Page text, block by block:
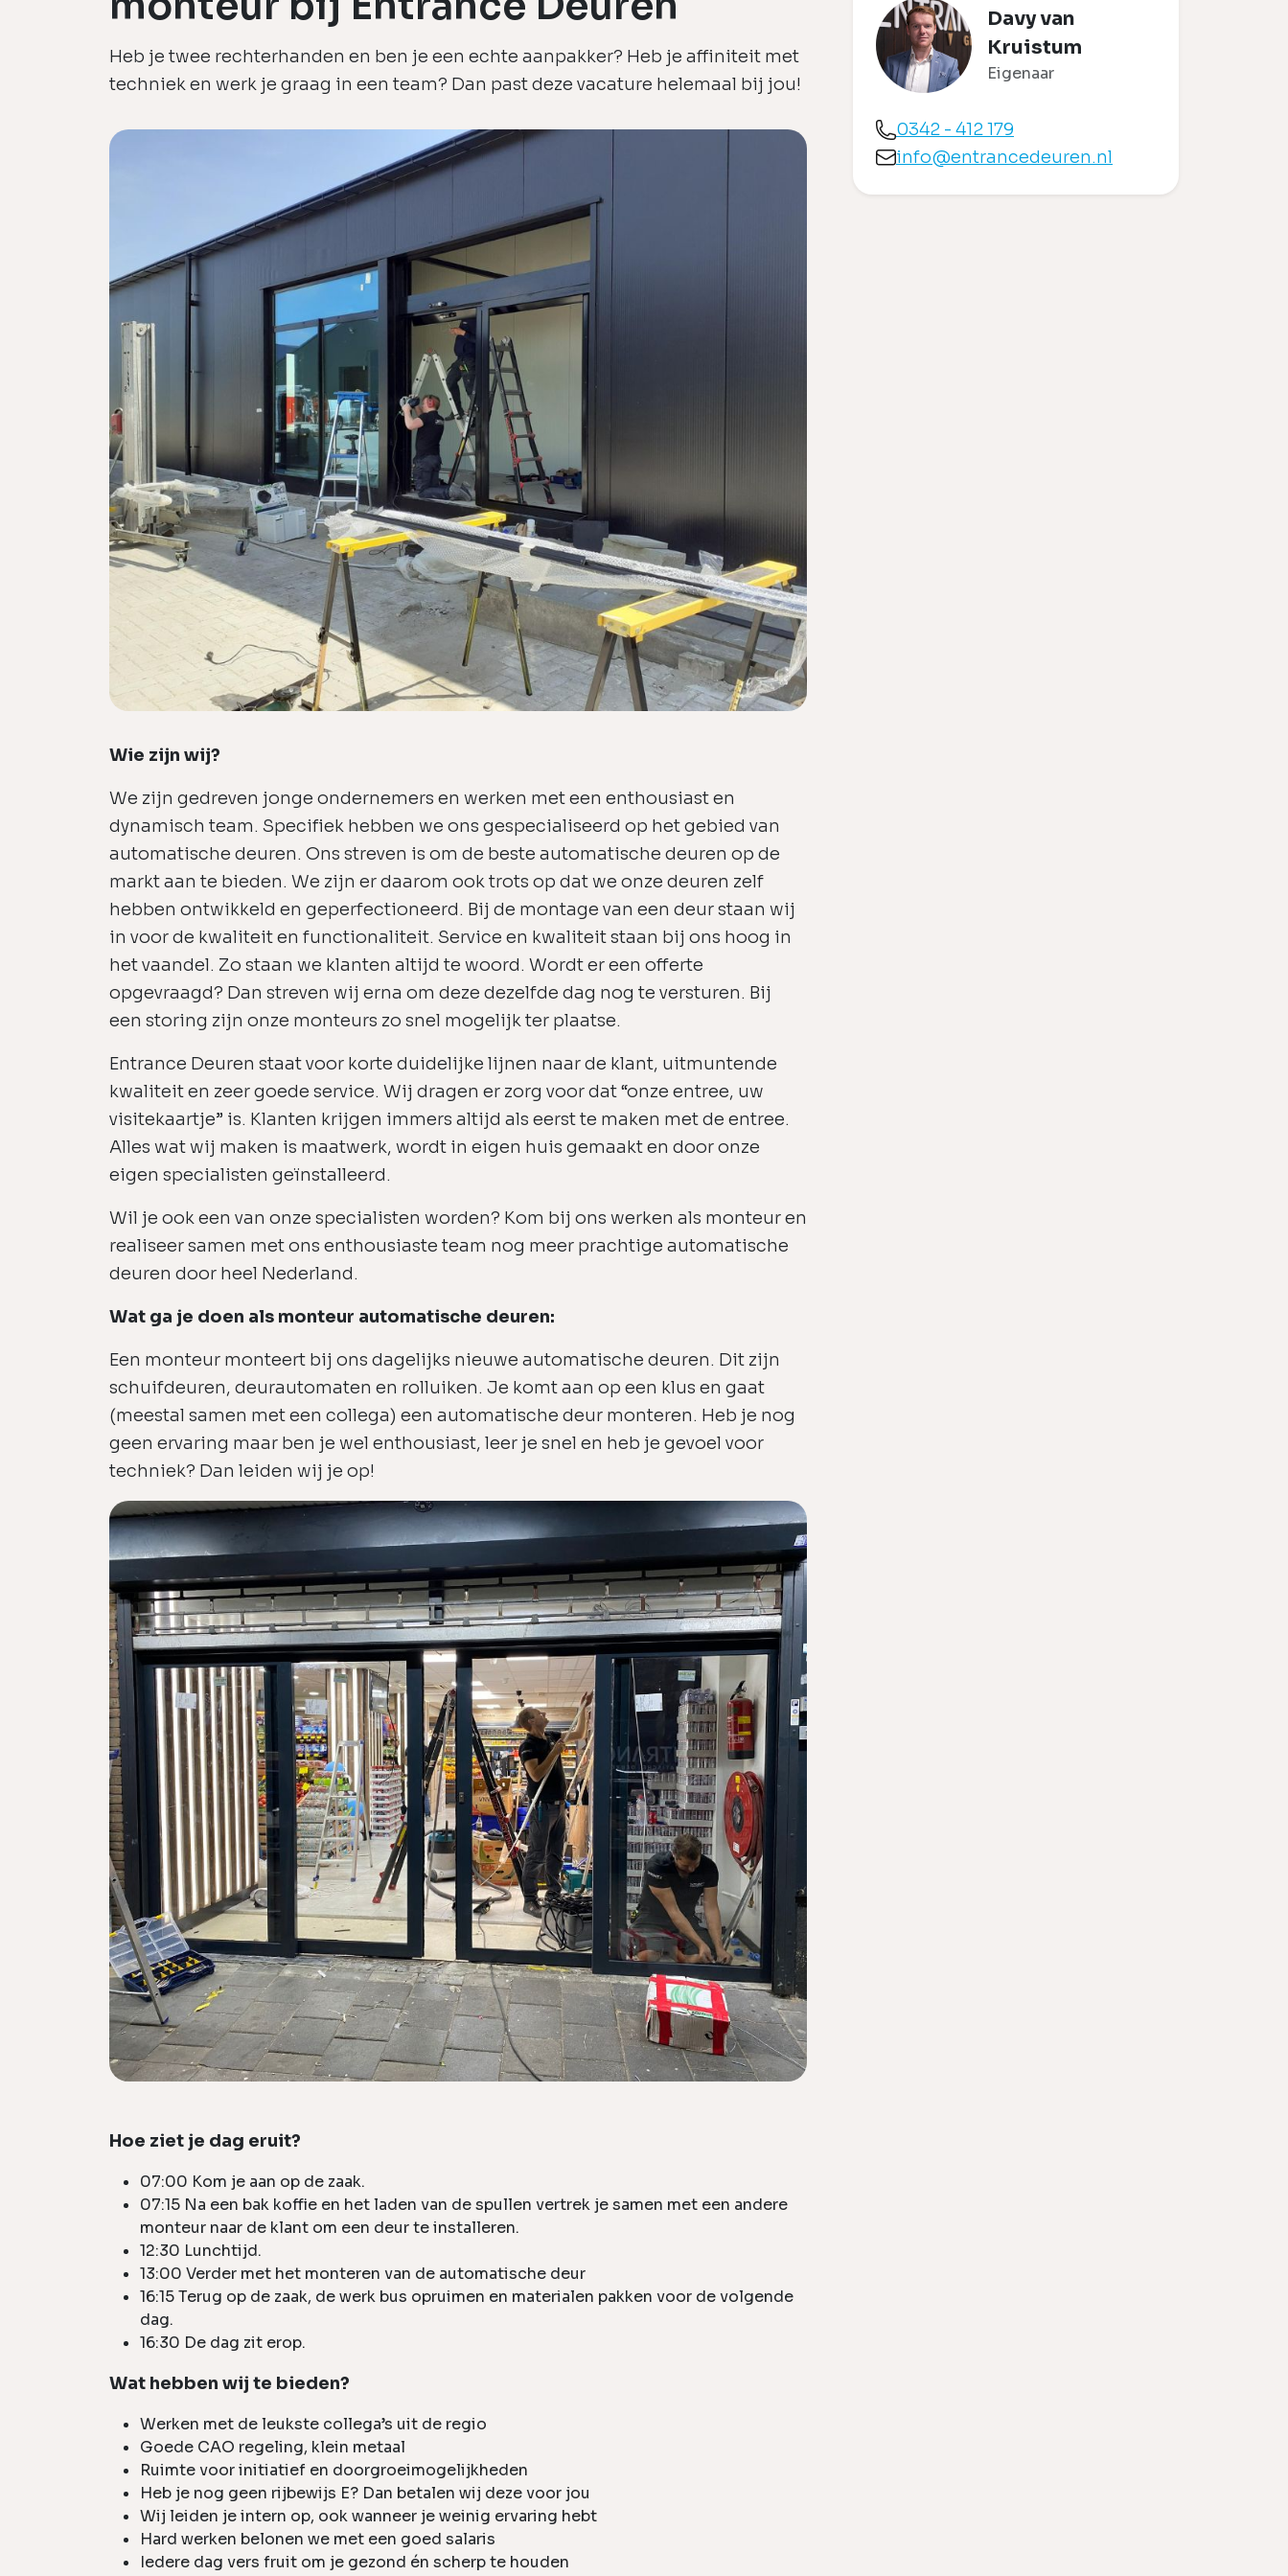
Davy van
Kruistum
Eigenaar
0342 - 412 179
info@entrancedeuren.nl
Heb je twee rechterhanden en ben je een echte aanpakker? Heb je affiniteit met
techniek en werk je graag in een team? Dan past deze vacature helemaal bij jou!
Wie zijn wij?
We zijn gedreven jonge ondernemers en werken met een enthousiast en
dynamisch team. Specifiek hebben we ons gespecialiseerd op het gebied van
automatische deuren. Ons streven is om de beste automatische deuren op de
markt aan te bieden. We zijn er daarom ook trots op dat we onze deuren zelf
hebben ontwikkeld en geperfectioneerd. Bij de montage van een deur staan wij
in voor de kwaliteit en functionaliteit. Service en kwaliteit staan bij ons hoog in
het vaandel. Zo staan we klanten altijd te woord. Wordt er een offerte
opgevraagd? Dan streven wij erna om deze dezelfde dag nog te versturen. Bij
een storing zijn onze monteurs zo snel mogelijk ter plaatse.
Entrance Deuren staat voor korte duidelijke lijnen naar de klant, uitmuntende
kwaliteit en zeer goede service. Wij dragen er zorg voor dat “onze entree, uw
visitekaartje” is. Klanten krijgen immers altijd als eerst te maken met de entree.
Alles wat wij maken is maatwerk, wordt in eigen huis gemaakt en door onze
eigen specialisten geïnstalleerd.
Wil je ook een van onze specialisten worden? Kom bij ons werken als monteur en
realiseer samen met ons enthousiaste team nog meer prachtige automatische
deuren door heel Nederland.
Wat ga je doen als monteur automatische deuren:
Een monteur monteert bij ons dagelijks nieuwe automatische deuren. Dit zijn
schuifdeuren, deurautomaten en rolluiken. Je komt aan op een klus en gaat
(meestal samen met een collega) een automatische deur monteren. Heb je nog
geen ervaring maar ben je wel enthousiast, leer je snel en heb je gevoel voor
techniek? Dan leiden wij je op!
Hoe ziet je dag eruit?
07:00 Kom je aan op de zaak.
07:15 Na een bak koffie en het laden van de spullen vertrek je samen met een andere
monteur naar de klant om een deur te installeren.
12:30 Lunchtijd.
13:00 Verder met het monteren van de automatische deur
16:15 Terug op de zaak, de werk bus opruimen en materialen pakken voor de volgende
dag.
16:30 De dag zit erop.
Wat hebben wij te bieden?
Werken met de leukste collega’s uit de regio
Goede CAO regeling, klein metaal
Ruimte voor initiatief en doorgroeimogelijkheden
Heb je nog geen rijbewijs E? Dan betalen wij deze voor jou
Wij leiden je intern op, ook wanneer je weinig ervaring hebt
Hard werken belonen we met een goed salaris
Iedere dag vers fruit om je gezond én scherp te houden